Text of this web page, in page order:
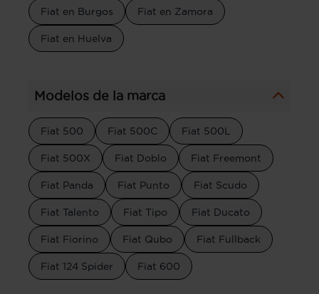
Fiat en Burgos Fiat en Zamora
Fiat en Huelva
Modelos de la marca
Fiat 500 Fiat 500C Fiat 500L
Fiat 500X Fiat Doblo Fiat Freemont
Fiat Panda Fiat Punto Fiat Scudo
Fiat Talento Fiat Tipo Fiat Ducato
Fiat Fiorino Fiat Qubo Fiat Fullback
Fiat 124 Spider Fiat 600